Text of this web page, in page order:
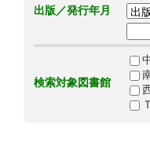
出版／発行年月
検索対象図書館